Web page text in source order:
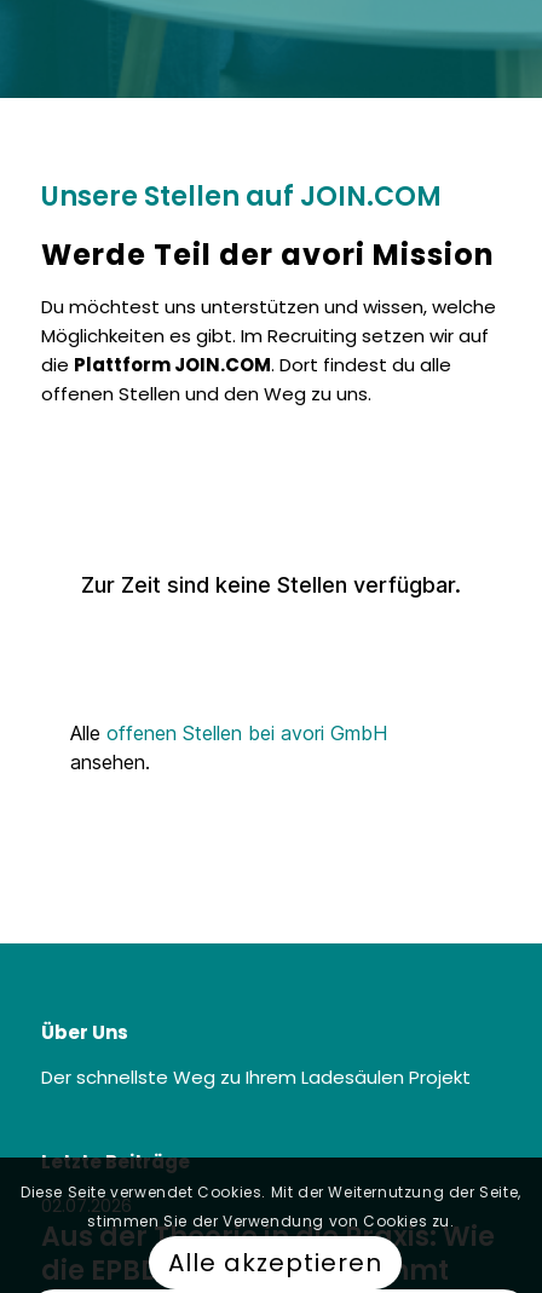
Unsere Stellen auf JOIN.COM
Werde Teil der avori Mission
Du möchtest uns unterstützen und wissen, welche
Möglichkeiten es gibt. Im Recruiting setzen wir auf
die Plattform JOIN.COM. Dort findest du alle
offenen Stellen und den Weg zu uns.
Zur Zeit sind keine Stellen verfügbar.
Alle offenen Stellen bei avori GmbH
ansehen.
Über Uns
Der schnellste Weg zu Ihrem Ladesäulen Projekt
Letzte Beiträge
02.07.2026
Aus der Theorie in die Praxis: Wie
die EPBD jetzt ins GEIG kommt
Diese Seite verwendet Cookies. Mit der Weiternutzung der Seite,
stimmen Sie der Verwendung von Cookies zu.
Alle akzeptieren